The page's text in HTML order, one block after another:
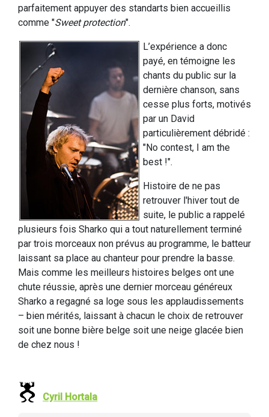
parfaitement appuyer des standarts bien accueillis
comme "Sweet protection".
L’expérience a donc
payé, en témoigne les
chants du public sur la
dernière chanson, sans
cesse plus forts, motivés
par un David
particulièrement débridé :
"No contest, I am the
best !".
Histoire de ne pas
retrouver l'hiver tout de
suite, le public a rappelé
plusieurs fois Sharko qui a tout naturellement terminé
par trois morceaux non prévus au programme, le batteur
laissant sa place au chanteur pour prendre la basse.
Mais comme les meilleurs histoires belges ont une
chute réussie, après une dernier morceau généreux
Sharko a regagné sa loge sous les applaudissements
– bien mérités, laissant à chacun le choix de retrouver
soit une bonne bière belge soit une neige glacée bien
de chez nous !
Cyril Hortala